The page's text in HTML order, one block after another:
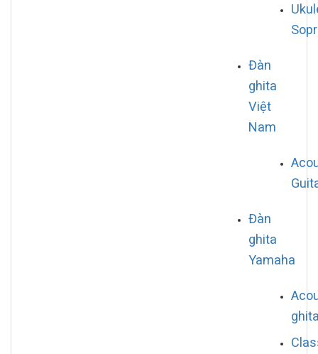
Đàn
ghita
Việt
Nam
Đàn
ghita
Yamaha